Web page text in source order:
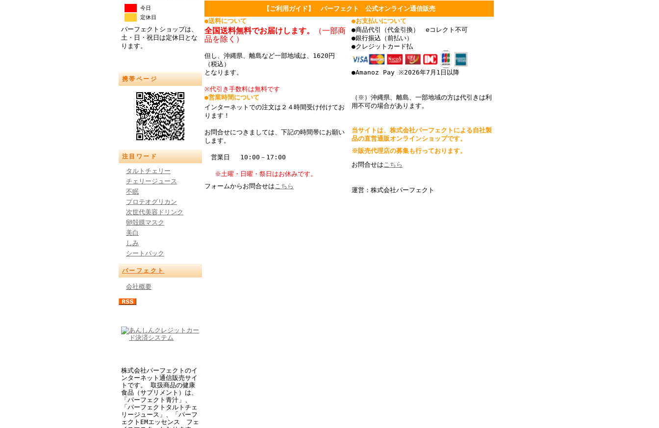
今日
定休日
パーフェクトショップは、
土・日・祝日は定休日とな
ります。
携帯ページ
注目ワード
タルトチェリー
チェリージュース
不眠
プロテオグリカン
次世代美容ドリンク
卵殻膜マスク
美白
しみ
シートパック
パーフェクト
会社概要
株式会社パーフェクトのイ
ンターネット通信販売サイ
トです。 取扱商品の健康
食品（サプリメント）は、
「パーフェクト青汁」、
「パーフェクトタルトチェ
リージュース」、「パーフ
ェクトEMエッセンス フェ
【ご利用ガイド】 パーフェクト 公式オンライン通信販売
●送料について
全国送料無料でお届けします。
（一部商
品を除く）
但し、沖縄県、離島など一部地域は、1620円
（税込）
となります。
※代引き手数料は無料です
●営業時間について
インターネットでの注文は２４時間受け付けてお
ります！
お問合せにつきましては、下記の時間帯にお願い
します。
営業日 10:00－17:00
※土曜・日曜・祭日はお休みです。
フォームからお問合せはこちら
●お支払いについて
●商品代引（代金引換） eコレクト不可
●銀行振込（前払い）
●クレジットカード払
●Amanoz Pay ※2026年7月1日以降
（※）沖縄県、離島、一部地域の方は代引きは利
用不可の場合があります。
当サイトは、株式会社パーフェクトによる自社製
品の直営通販オンラインショップです。
※販売代理店の募集も行っております。
お問合せはこちら
運営：株式会社パーフェクト